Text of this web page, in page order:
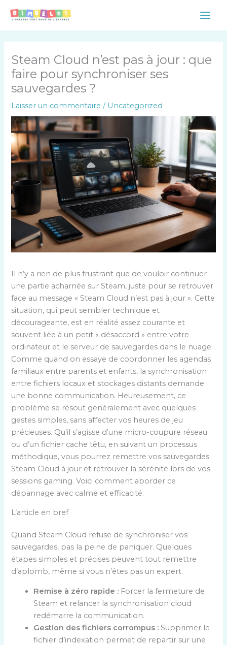
Main
Steam Cloud n’est pas à jour : que
faire pour synchroniser ses
sauvegardes ?
Laisser un commentaire / Uncategorized
Il n’y a rien de plus frustrant que de vouloir continuer
une partie acharnée sur Steam, juste pour se retrouver
face au message « Steam Cloud n’est pas à jour ». Cette
situation, qui peut sembler technique et
décourageante, est en réalité assez courante et
souvent liée à un petit « désaccord » entre votre
ordinateur et le serveur de sauvegardes dans le nuage.
Comme quand on essaye de coordonner les agendas
familiaux entre parents et enfants, la synchronisation
entre fichiers locaux et stockages distants demande
une bonne communication. Heureusement, ce
problème se résout généralement avec quelques
gestes simples, sans affecter vos heures de jeu
précieuses. Qu’il s’agisse d’une micro-coupure réseau
ou d’un fichier cache têtu, en suivant un processus
méthodique, vous pourrez remettre vos sauvegardes
Steam Cloud à jour et retrouver la sérénité lors de vos
sessions gaming. Voici comment aborder ce
dépannage avec calme et efficacité.
L’article en bref
Quand Steam Cloud refuse de synchroniser vos
sauvegardes, pas la peine de paniquer. Quelques
étapes simples et précises peuvent tout remettre
d’aplomb, même si vous n’êtes pas un expert.
Remise à zéro rapide : Forcer la fermeture de
Steam et relancer la synchronisation cloud
redémarre la communication.
Gestion des fichiers corrompus : Supprimer le
fichier d’indexation permet de repartir sur une